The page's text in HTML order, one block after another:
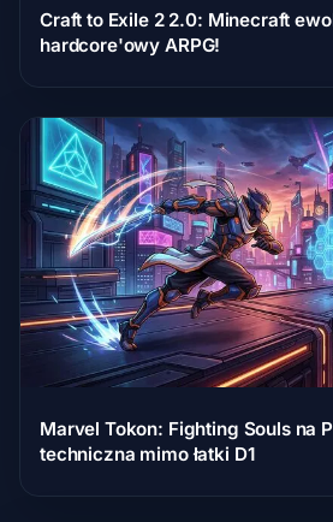
Craft to Exile 2 2.0: Minecraft
hardcore'owy ARPG!
Marvel Tokon: Fighting Souls na
techniczna mimo łatki D1